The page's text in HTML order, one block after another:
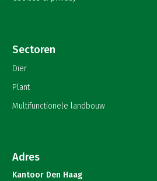
Sectoren
Dier
Plant
Multifunctionele landbouw
Adres
Kantoor Den Haag